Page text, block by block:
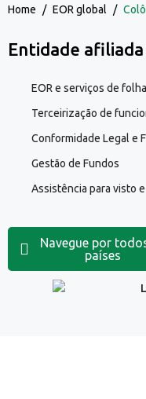
Home / EOR global /
Entidade
EOR e serviços de
Terceirização de
Conformidade Legal e
Gestão de Fundos
Assistência para visto
Navegue por
países